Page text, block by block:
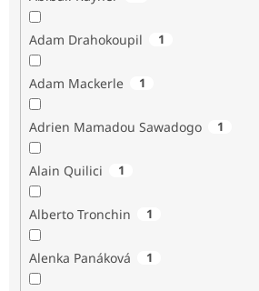
Adam Drahokoupil 1
Adam Mackerle 1
Adrien Mamadou Sawadogo 1
Alain Quilici 1
Alberto Tronchin 1
Alenka Panáková 1